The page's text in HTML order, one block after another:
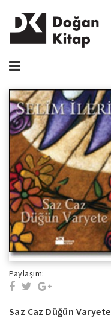
Paylaşım:
Saz Caz Düğün Varyete